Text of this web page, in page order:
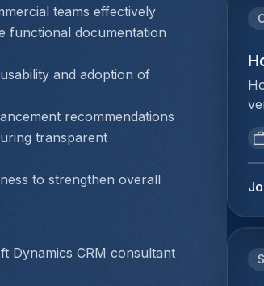
teams effectively
functional documentation
and adoption of
recommendations
transparent
to strengthen overall
Dynamics CRM consultant